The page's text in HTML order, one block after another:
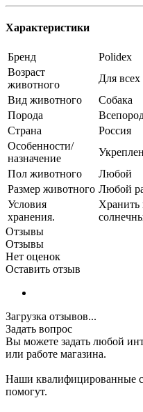
Характеристики
Бренд
Polidex
Возраст
животного
Для всех
Вид животного
Собака
Порода
Страна
Россия
Особенности/
назначение
Пол животного
Любой
Размер животного Любой
Условия
хранения.
Хранить
Отзывы
Отзывы
Нет оценок
Оставить отзыв
Загрузка отзывов...
Задать вопрос
Вы можете задать любой
или работе магазина.
Наши квалифицированные
помогут.